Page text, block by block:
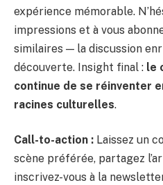
expérience mémorable.
impressions et à vous
similaires — la discussion
découverte. Insight final : le
continue de se réinventer
racines culturelles.
Call-to-action : Laissez un
scène préférée, partagez
inscrivez-vous à la